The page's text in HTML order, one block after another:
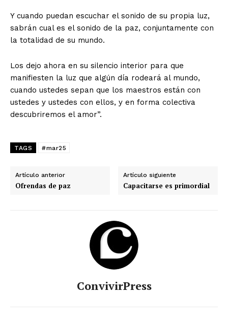
Y cuando puedan escuchar el sonido de su propia luz,
sabrán cual es el sonido de la paz, conjuntamente con
la totalidad de su mundo.
Los dejo ahora en su silencio interior para que
manifiesten la luz que algún día rodeará al mundo,
cuando ustedes sepan que los maestros están con
ustedes y ustedes con ellos, y en forma colectiva
descubriremos el amor”.
TAGS #mar25
Artículo anterior
Ofrendas de paz
Artículo siguiente
Capacitarse es primordial
ConvivirPress